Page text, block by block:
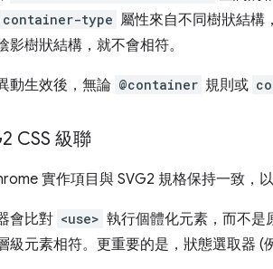
container-type 屬性來自不同樹狀結構
影樹狀結構，就不會相符。
動生效後，無論 @container 規則或
CSS 級聯
實作項目與 SVG2 規格保持一致，
會比對 <use> 執行個體化元素，而不是
級元素相符。更重要的是，狀態選取器 (